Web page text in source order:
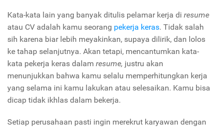
Kata-kata lain yang banyak ditulis pelamar kerja di resume
atau CV adalah kamu seorang pekerja keras. Tidak salah
sih karena biar lebih meyakinkan, supaya dilirik, dan lolos
ke tahap selanjutnya. Akan tetapi, mencantumkan kata-
kata pekerja keras dalam resume, justru akan
menunjukkan bahwa kamu selalu memperhitungkan kerja
yang selama ini kamu lakukan atau selesaikan. Kamu bisa
dicap tidak ikhlas dalam bekerja.
Setiap perusahaan pasti ingin merekrut karyawan dengan